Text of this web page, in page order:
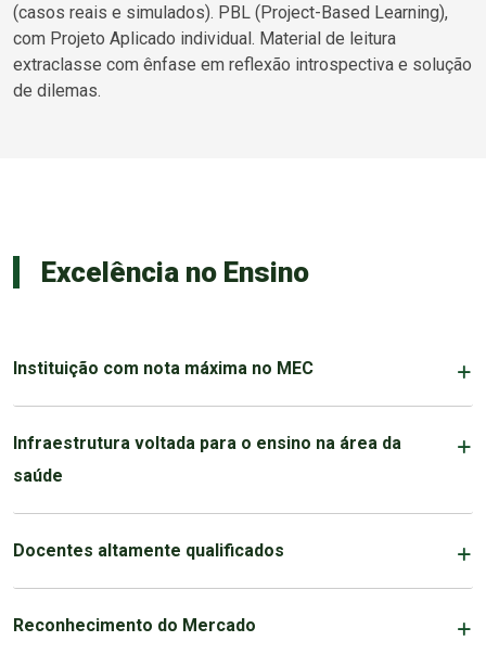
(casos reais e simulados). PBL (Project-Based Learning),
com Projeto Aplicado individual. Material de leitura
extraclasse com ênfase em reflexão introspectiva e solução
de dilemas.
Excelência no Ensino
Instituição com nota máxima no MEC
Infraestrutura voltada para o ensino na área da
saúde
Docentes altamente qualificados
Reconhecimento do Mercado